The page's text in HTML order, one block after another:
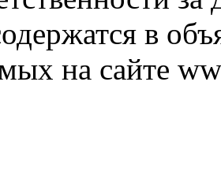
в
на сайте